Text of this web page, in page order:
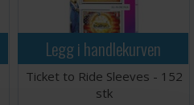
Legg i handlekurven
Ticket to Ride Sleeves - 152
stk